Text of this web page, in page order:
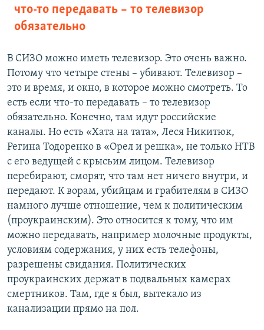
что-то передавать – то телевизор
обязательно
В СИЗО можно иметь телевизор. Это очень важно.
Потому что четыре стены – убивают. Телевизор –
это и время, и окно, в которое можно смотреть. То
есть если что-то передавать – то телевизор
обязательно. Конечно, там идут российские
каналы. Но есть «Хата на тата», Леся Никитюк,
Регина Тодоренко в «Орел и решка», не только НТВ
с его ведущей с крысьим лицом. Телевизор
перебирают, сморят, что там нет ничего внутри, и
передают. К ворам, убийцам и грабителям в СИЗО
намного лучше отношение, чем к политическим
(проукраинским). Это относится к тому, что им
можно передавать, например молочные продукты,
условиям содержания, у них есть телефоны,
разрешены свидания. Политических
проукраинских держат в подвальных камерах
смертников. Там, где я был, вытекало из
канализации прямо на пол.